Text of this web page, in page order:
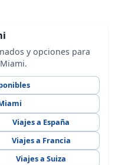
y opciones para
Viajes a España
Viajes a Francia
Viajes a Suiza